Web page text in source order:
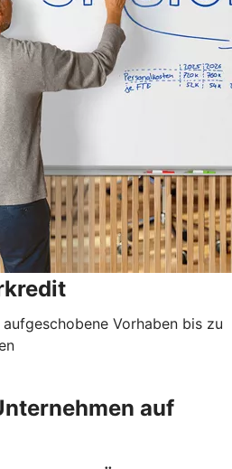
Vorhaben bis zu
auf